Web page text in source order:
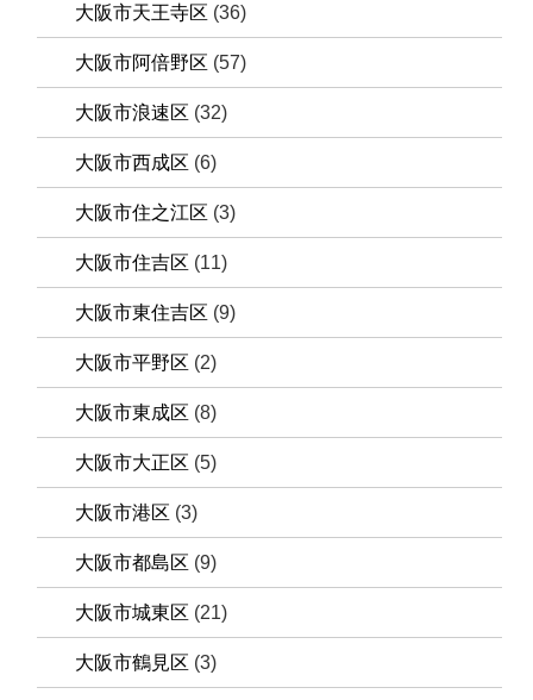
大阪市天王寺区 (36)
大阪市阿倍野区 (57)
大阪市浪速区 (32)
大阪市西成区 (6)
大阪市住之江区 (3)
大阪市住吉区 (11)
大阪市東住吉区 (9)
大阪市平野区 (2)
大阪市東成区 (8)
大阪市大正区 (5)
大阪市港区 (3)
大阪市都島区 (9)
大阪市城東区 (21)
大阪市鶴見区 (3)